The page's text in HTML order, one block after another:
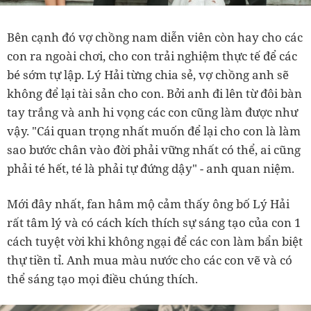
Bên cạnh đó vợ chồng nam diễn viên còn hay cho các
con ra ngoài chơi, cho con trải nghiệm thực tế để các
bé sớm tự lập. Lý Hải từng chia sẻ, vợ chồng anh sẽ
không để lại tài sản cho con. Bởi anh đi lên từ đôi bàn
tay trắng và anh hi vọng các con cũng làm được như
vậy. "Cái quan trọng nhất muốn để lại cho con là làm
sao bước chân vào đời phải vững nhất có thể, ai cũng
phải té hết, té là phải tự đứng dậy" - anh quan niệm.
Mới đây nhất, fan hâm mộ cảm thấy ông bố Lý Hải
rất tâm lý và có cách kích thích sự sáng tạo của con 1
cách tuyệt vời khi không ngại để các con làm bẩn biệt
thự tiền tỉ. Anh mua màu nước cho các con vẽ và có
thể sáng tạo mọi điều chúng thích.